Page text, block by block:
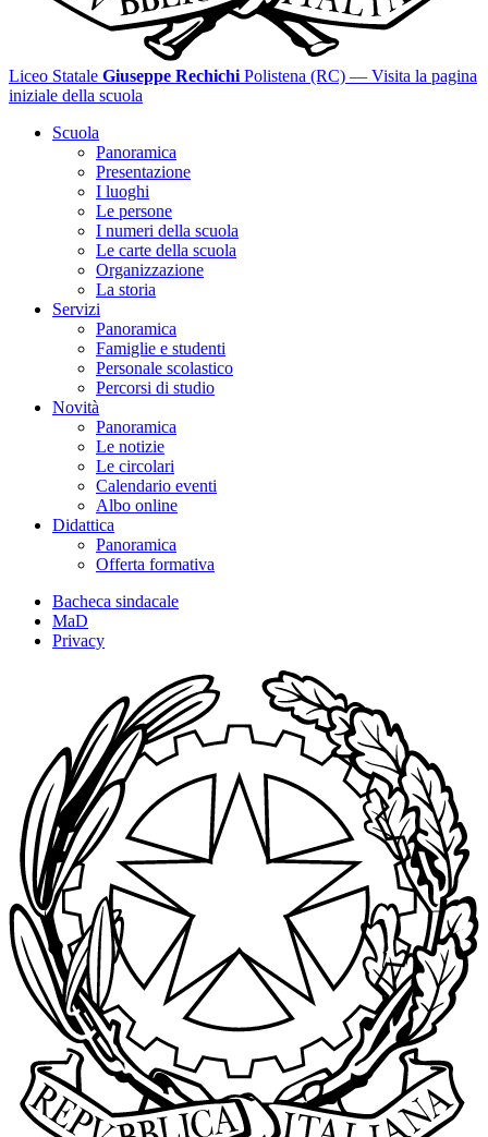
Liceo Statale Giuseppe Rechichi Polistena (RC) — Visita la pagina
iniziale della scuola
Scuola
Panoramica
Presentazione
I luoghi
Le persone
I numeri della scuola
Le carte della scuola
Organizzazione
La storia
Servizi
Panoramica
Famiglie e studenti
Personale scolastico
Percorsi di studio
Novità
Panoramica
Le notizie
Le circolari
Calendario eventi
Albo online
Didattica
Panoramica
Offerta formativa
Bacheca sindacale
MaD
Privacy